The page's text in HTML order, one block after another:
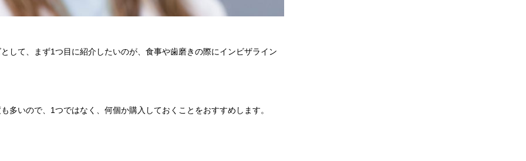
して、まず1つ目に紹介したいのが、食事や歯磨きの際にインビザライン
多いので、1つではなく、何個か購入しておくことをおすすめします。